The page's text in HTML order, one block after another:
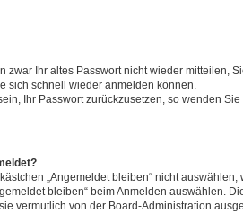
zwar Ihr altes Passwort nicht wieder mitteilen,
sich schnell wieder anmelden können.
Ihr Passwort zurückzusetzen, so wenden
„Angemeldet bleiben“ nicht
bleiben“ beim Anmelden auswählen.
vermutlich von der Board-Administration